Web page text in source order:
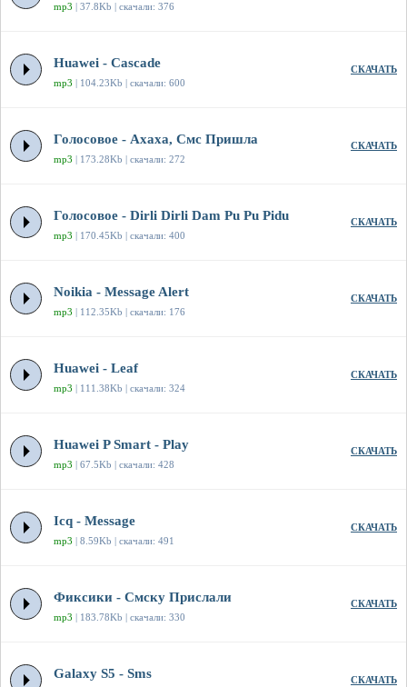
mp3 | 37.8Kb | скачали: 376
Huawei - Cascade
mp3 | 104.23Kb | скачали: 600
СКАЧАТЬ
Голосовое - Ахаха, Смс Пришла
mp3 | 173.28Kb | скачали: 272
СКАЧАТЬ
Голосовое - Dirli Dirli Dam Pu Pu Pidu
mp3 | 170.45Kb | скачали: 400
СКАЧАТЬ
Noikia - Message Alert
mp3 | 112.35Kb | скачали: 176
СКАЧАТЬ
Huawei - Leaf
mp3 | 111.38Kb | скачали: 324
СКАЧАТЬ
Huawei P Smart - Play
mp3 | 67.5Kb | скачали: 428
СКАЧАТЬ
Icq - Message
mp3 | 8.59Kb | скачали: 491
СКАЧАТЬ
Фиксики - Смску Прислали
mp3 | 183.78Kb | скачали: 330
СКАЧАТЬ
Galaxy S5 - Sms СКАЧАТЬ